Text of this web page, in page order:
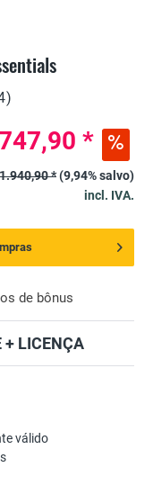
)
válido
de bônus
+ LICENÇA
*
*(9,94% salvo)
incl. IVA.